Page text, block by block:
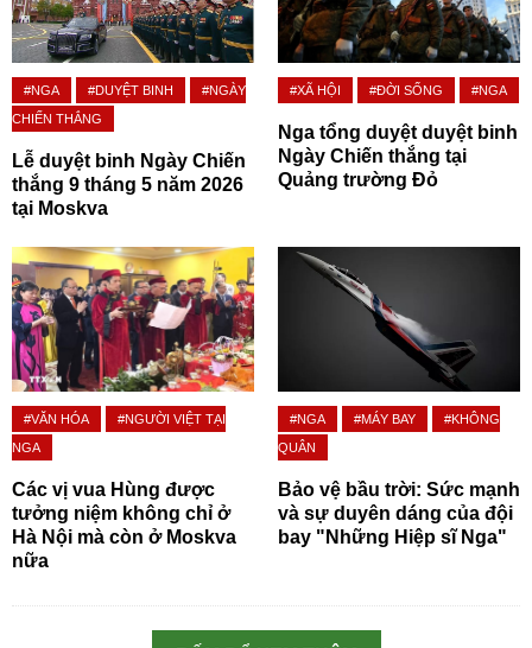
#NGA #DUYỆT BINH
#NGÀY
CHIẾN THẮNG
Lễ duyệt binh Ngày Chiến
thắng 9 tháng 5 năm 2026
tại Moskva
#XÃ HỘI #ĐỜI SỐNG #NGA
Nga tổng duyệt duyệt binh
Ngày Chiến thắng tại
Quảng trường Đỏ
#VĂN HÓA
#NGƯỜI VIỆT TẠI
NGA
Các vị vua Hùng được
tưởng niệm không chỉ ở
Hà Nội mà còn ở Moskva
nữa
#NGA #MÁY BAY
#KHÔNG
QUÂN
Bảo vệ bầu trời: Sức mạnh
và sự duyên dáng của đội
bay "Những Hiệp sĩ Nga"